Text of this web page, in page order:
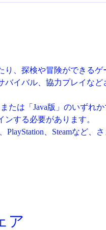
、探検や冒険ができるゲ
イバル、協力プレイなど
たは「Java版」のいずれか
する必要があります。
PlayStation、Steamなど
ア